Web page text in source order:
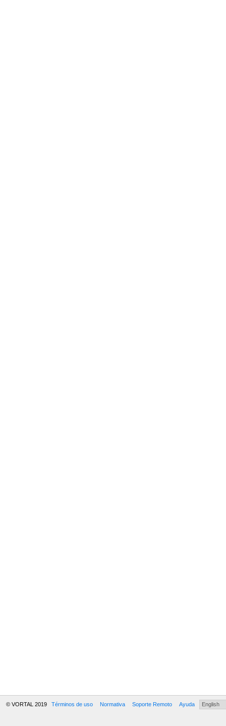
© VORTAL 2019 Términos de uso Normativa Soporte Remoto Ayuda